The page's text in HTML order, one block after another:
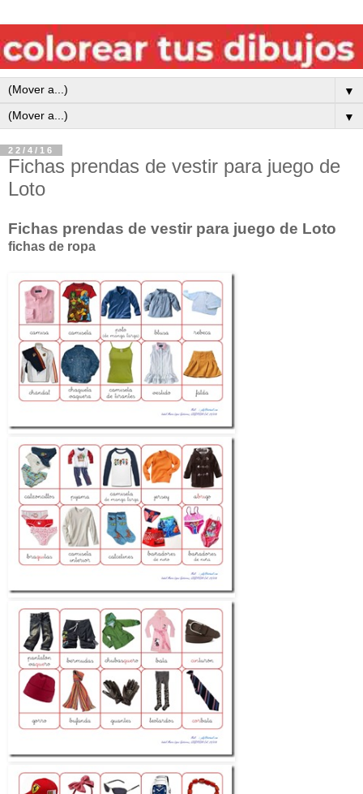
▼
▼
22/4/16
Fichas prendas de vestir para juego de
Loto
Fichas prendas de vestir para juego de Loto
fichas de ropa